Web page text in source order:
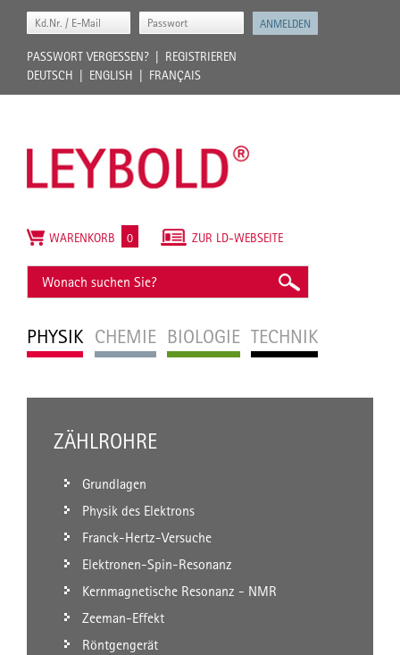
PASSWORT VERGESSEN?
REGISTRIEREN
DEUTSCH
ENGLISH FRANÇAIS
PHYSIK CHEMIE BIOLOGIE TECHNIK
ZUR LD-WEBSEITE
WARENKORB 0
ZÄHLROHRE
Grundlagen
Physik des Elektrons
Franck-Hertz-Versuche
Elektronen-Spin-Resonanz
Kernmagnetische Resonanz - NMR
Zeeman-Effekt
Röntgengerät